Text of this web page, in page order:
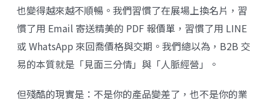
也變得越來越不順暢。我們習慣了在展場上換名片，習
慣了用 Email 寄送精美的 PDF 報價單，習慣了用 LINE
或 WhatsApp 來回喬價格與交期。我們總以為，B2B 交
易的本質就是「見面三分情」與「人脈經營」。
但殘酷的現實是：不是你的產品變差了，也不是你的業